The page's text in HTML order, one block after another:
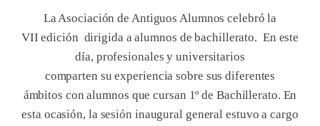
La Asociación de Antiguos Alumnos celebró la
VII edición dirigida a alumnos de bachillerato. En este
día, profesionales y universitarios
comparten su experiencia sobre sus diferentes
ámbitos con alumnos que cursan 1º de Bachillerato. En
esta ocasión, la sesión inaugural general estuvo a cargo